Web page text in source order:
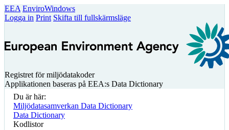
EEA EnviroWindows
Logga in Print Skifta till fullskärmsläge
Registret för miljödatakoder
Applikationen baseras på EEA:s Data Dictionary
Du är här:
Miljödatasamverkan Data Dictionary
Data Dictionary
Kodlistor